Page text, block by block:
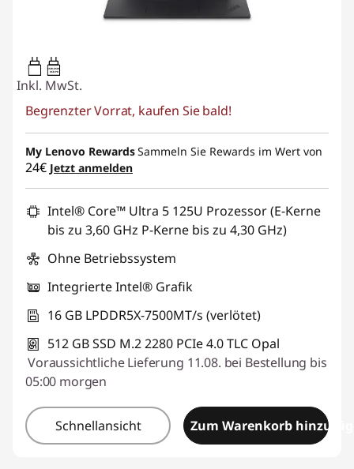
65W-65W
USB PD
Inkl. MwSt.
Begrenzter Vorrat, kaufen Sie bald!
My Lenovo RewardsSammeln Sie Rewards im Wert von
24€ Jetzt anmelden
Intel® Core™ Ultra 5 125U Prozessor (E-Kerne
bis zu 3,60 GHz P-Kerne bis zu 4,30 GHz)
Ohne Betriebssystem
Integrierte Intel® Grafik
16 GB LPDDR5X-7500MT/s (verlötet)
512 GB SSD M.2 2280 PCIe 4.0 TLC Opal
Voraussichtliche Lieferung 11.08. bei Bestellung bis
05:00 morgen
Schnellansicht Zum Warenkorb